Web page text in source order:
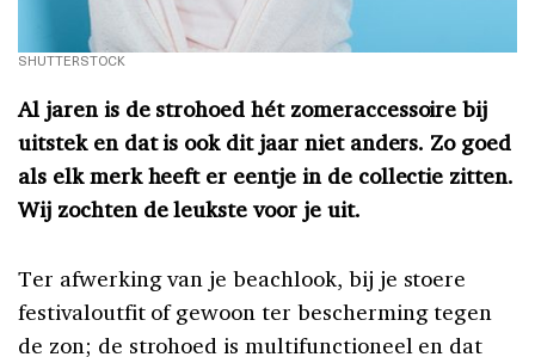
SHUTTERSTOCK
Al jaren is de strohoed hét zomeraccessoire bij
uitstek en dat is ook dit jaar niet anders. Zo goed
als elk merk heeft er eentje in de collectie zitten.
Wij zochten de leukste voor je uit.
Ter afwerking van je beachlook, bij je stoere
festivaloutfit of gewoon ter bescherming tegen
de zon; de strohoed is multifunctioneel en dat